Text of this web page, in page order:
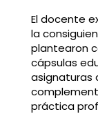
El docente
la
plantearon
cápsulas
asignaturas
práctica